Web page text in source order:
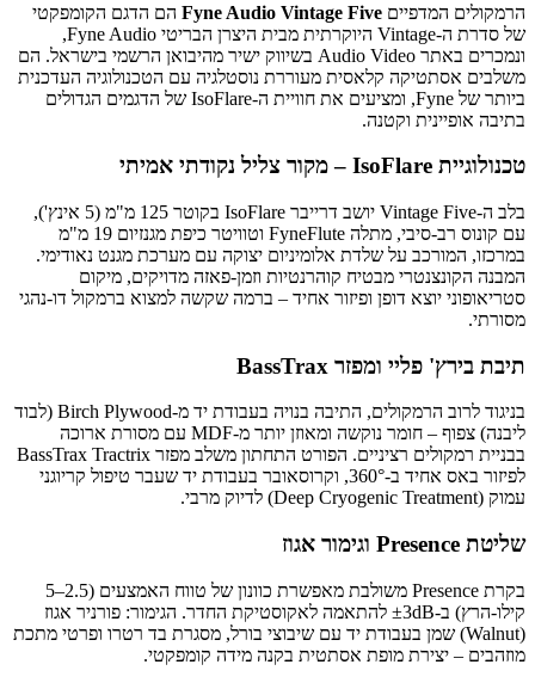
הרמקולים המדפיים Fyne Audio Vintage Five הם הדגם הקומפקטי
של סדרת ה-Vintage היוקרתית מבית היצרן הבריטי Fyne Audio,
ונמכרים באתר Audio Video בשיווק ישיר מהיבואן הרשמי בישראל. הם
משלבים אסתטיקה קלאסית מעוררת נוסטלגיה עם הטכנולוגיה העדכנית
ביותר של Fyne, ומציעים את חוויית ה-IsoFlare של הדגמים הגדולים
בתיבה אופיינית וקטנה.
טכנולוגיית IsoFlare – מקור צליל נקודתי אמיתי
בלב ה-Vintage Five יושב דרייבר IsoFlare בקוטר 125 מ"מ (5 אינץ'),
עם קונוס רב-סיבי, מתלה FyneFlute וטוויטר כיפת מגנזיום 19 מ"מ
במרכזו, המורכב על שלדת אלומיניום יצוקה עם מערכת מגנט נאודימי.
המבנה הקונצנטרי מבטיח קוהרנטיות וזמן-פאזה מדויקים, מיקום
סטריאופוני יוצא דופן ופיזור אחיד – ברמה שקשה למצוא ברמקול דו-נהגי
מסורתי.
תיבת בירץ' פליי ומפזר BassTrax
בניגוד לרוב הרמקולים, התיבה בנויה בעבודת יד מ-Birch Plywood (לבוד
ליבנה) צפוף – חומר נוקשה ומאוזן יותר מ-MDF עם מסורת ארוכה
בבניית רמקולים רציניים. הפורט התחתון משלב מפזר BassTrax Tractrix
לפיזור באס אחיד ב-360°, וקרוסאובר בעבודת יד שעבר טיפול קריוגני
עמוק (Deep Cryogenic Treatment) לדיוק מרבי.
שליטת Presence וגימור אגוז
בקרת Presence משולבת מאפשרת כוונון של טווח האמצעים (2.5–5
קילו-הרץ) ב-±3dB להתאמה לאקוסטיקת החדר. הגימור: פורניר אגוז
(Walnut) שמן בעבודת יד עם שיבוצי בורל, מסגרת בד רטרו ופרטי מתכת
מוזהבים – יצירת מופת אסתטית בקנה מידה קומפקטי.